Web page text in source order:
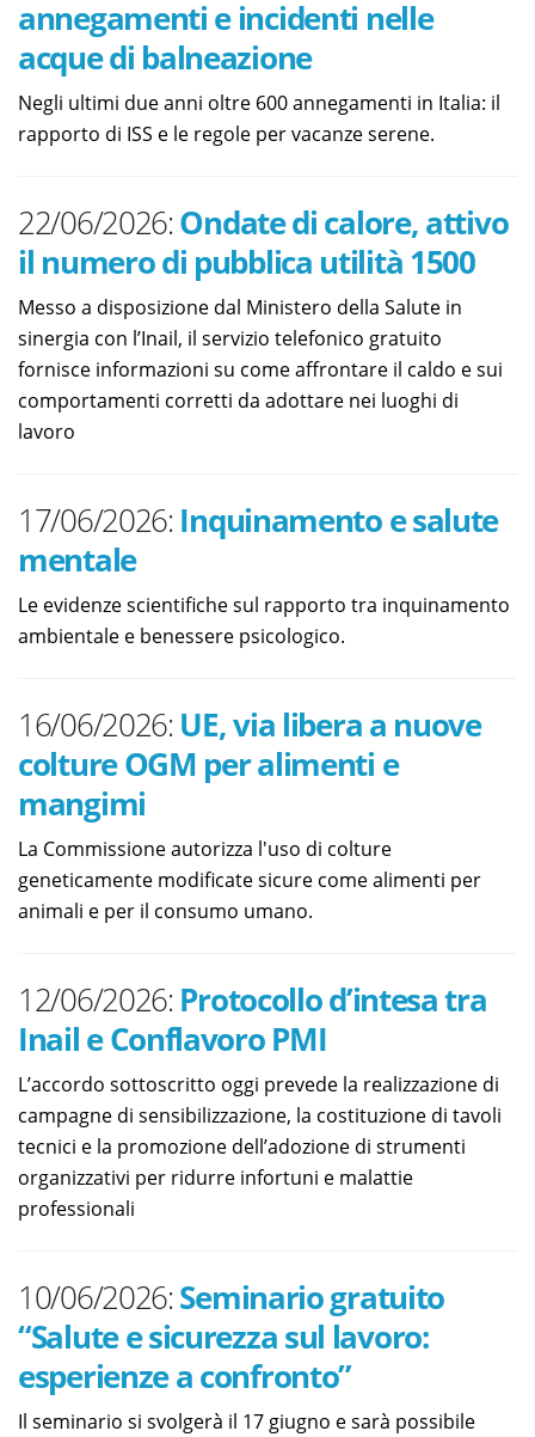
annegamenti e incidenti nelle
acque di balneazione
Negli ultimi due anni oltre 600 annegamenti in Italia: il
rapporto di ISS e le regole per vacanze serene.
22/06/2026:Ondate di calore, attivo
il numero di pubblica utilità 1500
Messo a disposizione dal Ministero della Salute in
sinergia con l’Inail, il servizio telefonico gratuito
fornisce informazioni su come affrontare il caldo e sui
comportamenti corretti da adottare nei luoghi di
lavoro
17/06/2026: Inquinamento e salute
mentale
Le evidenze scientifiche sul rapporto tra inquinamento
ambientale e benessere psicologico.
16/06/2026: UE, via libera a nuove
colture OGM per alimenti e
mangimi
La Commissione autorizza l'uso di colture
geneticamente modificate sicure come alimenti per
animali e per il consumo umano.
12/06/2026: Protocollo d’intesa tra
Inail e Conflavoro PMI
L’accordo sottoscritto oggi prevede la realizzazione di
campagne di sensibilizzazione, la costituzione di tavoli
tecnici e la promozione dell’adozione di strumenti
organizzativi per ridurre infortuni e malattie
professionali
10/06/2026:Seminario gratuito
“Salute e sicurezza sul lavoro:
esperienze a confronto”
Il seminario si svolgerà il 17 giugno e sarà possibile